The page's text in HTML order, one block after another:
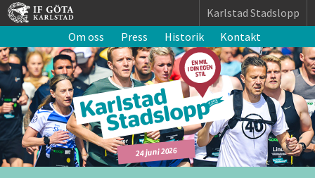
Karlstad Stadslopp
Om oss
Press Historik Kontakt
24 juni 2026